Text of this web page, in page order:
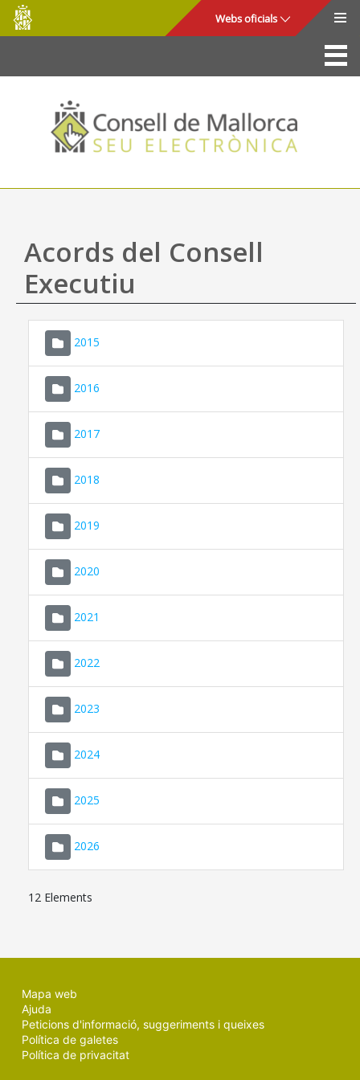
Salta al contingut principal
Consell
de
Mallorca
Webs oficials
La Seu
Consell de Mallorca
Accés i seguretat
Utilitats
Ajuda
Acords del Consell
Executiu
2015
2016
2017
2018
2019
2020
2021
2022
2023
2024
2025
2026
12 Elements
Mapa web
Ajuda
Peticions d'informació, suggeriments i queixes
Política de galetes
Política de privacitat